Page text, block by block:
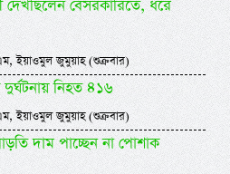
দেখছিলেন বেসরকারিতে, ধরে
ইয়াওমুল জুমুয়াহ (শুক্রবার)
নিহত ৪১৬
ইয়াওমুল জুমুয়াহ (শুক্রবার)
দাম পাচ্ছেন না পোশাক